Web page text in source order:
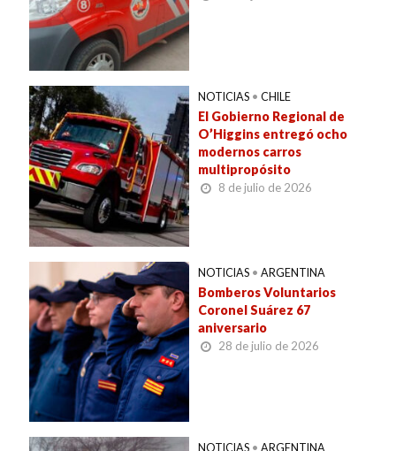
NOTICIAS • CHILE
El Gobierno Regional de
O’Higgins entregó ocho
modernos carros
multipropósito
8 de julio de 2026
NOTICIAS • ARGENTINA
Bomberos Voluntarios
Coronel Suárez 67
aniversario
28 de julio de 2026
NOTICIAS • ARGENTINA